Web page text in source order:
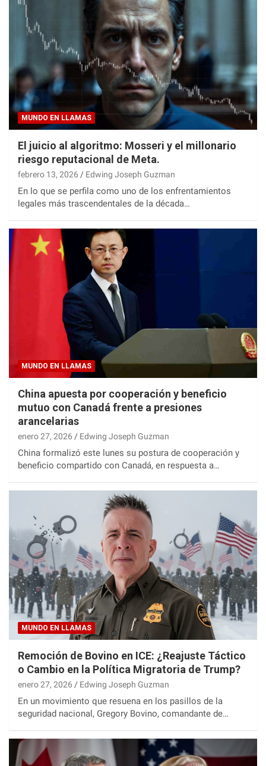
MUNDO EN LLAMAS
El juicio al algoritmo: Mosseri y el millonario
riesgo reputacional de Meta.
febrero 13, 2026 Edwing Joseph Guzman
En lo que se perfila como uno de los enfrentamientos
legales más trascendentales de la década…
MUNDO EN LLAMAS
China apuesta por cooperación y beneficio
mutuo con Canadá frente a presiones
arancelarias
enero 27, 2026 Edwing Joseph Guzman
China formalizó este lunes su postura de cooperación y
beneficio compartido con Canadá, en respuesta a…
MUNDO EN LLAMAS
Remoción de Bovino en ICE: ¿Reajuste Táctico
o Cambio en la Política Migratoria de Trump?
enero 27, 2026 Edwing Joseph Guzman
En un movimiento que resuena en los pasillos de la
seguridad nacional, Gregory Bovino, comandante de…